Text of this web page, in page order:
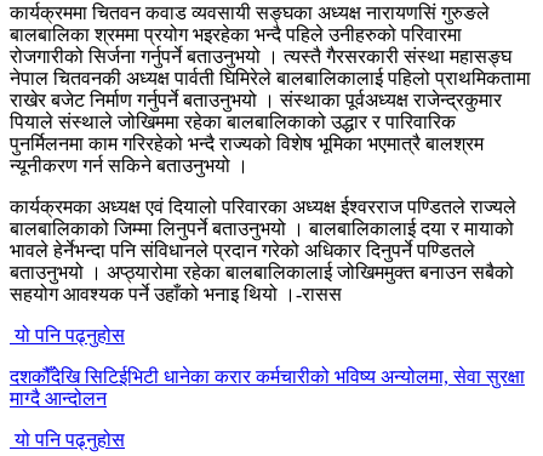
कार्यक्रममा चितवन कवाड व्यवसायी सङ्घका अध्यक्ष नारायणसिं गुरुङले
बालबालिका श्रममा प्रयोग भइरहेका भन्दै पहिले उनीहरुको परिवारमा
रोजगारीको सिर्जना गर्नुपर्ने बताउनुभयो । त्यस्तै गैरसरकारी संस्था महासङ्घ
नेपाल चितवनकी अध्यक्ष पार्वती घिमिरेले बालबालिकालाई पहिलो प्राथमिकतामा
राखेर बजेट निर्माण गर्नुपर्ने बताउनुभयो । संस्थाका पूर्वअध्यक्ष राजेन्द्रकुमार
पियाले संस्थाले जोखिममा रहेका बालबालिकाको उद्धार र पारिवारिक
पुनर्मिलनमा काम गरिरहेको भन्दै राज्यको विशेष भूमिका भएमात्रै बालश्रम
न्यूनीकरण गर्न सकिने बताउनुभयो ।
कार्यक्रमका अध्यक्ष एवं दियालो परिवारका अध्यक्ष ईश्वरराज पण्डितले राज्यले
बालबालिकाको जिम्मा लिनुपर्ने बताउनुभयो । बालबालिकालाई दया र मायाको
भावले हेर्नेभन्दा पनि संविधानले प्रदान गरेको अधिकार दिनुपर्ने पण्डितले
बताउनुभयो । अप्ठ्यारोमा रहेका बालबालिकालाई जोखिममुक्त बनाउन सबैको
सहयोग आवश्यक पर्ने उहाँको भनाइ थियो ।-रासस
यो पनि पढ्नुहोस
दशकौँदेखि सिटिईभिटी धानेका करार कर्मचारीको भविष्य अन्योलमा, सेवा सुरक्षा
माग्दै आन्दोलन
यो पनि पढ्नुहोस